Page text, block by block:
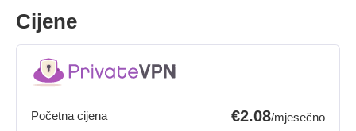
Cijene
Početna cijena €2.08/mjesečno